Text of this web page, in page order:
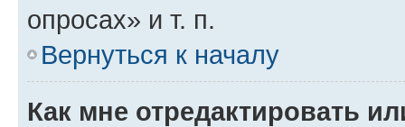
опросах» и т. п.
Вернуться к началу
Как мне отредактировать